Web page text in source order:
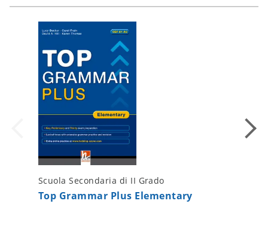
Scuola Secondaria di II Grado
Top Grammar Plus Elementary